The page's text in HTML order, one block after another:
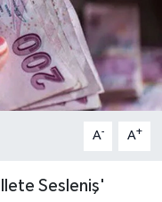
A- A+
Sesleniş'